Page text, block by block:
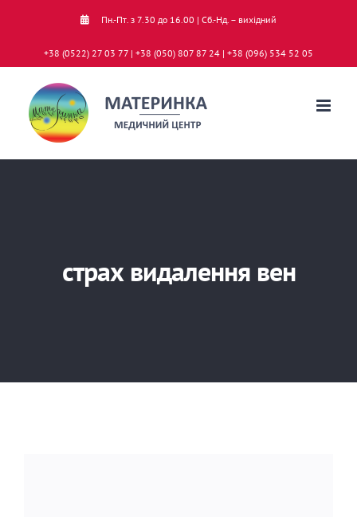
Пн.-Пт. з 7.30 до 16.00 | Сб.-Нд. – вихідний
+38 (0522) 27 03 77 | +38 (050) 807 87 24 | +38 (096) 534 52 05
страх видалення вен